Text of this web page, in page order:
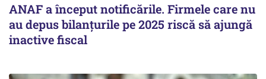
ANAF a început notificările. Firmele care nu
au depus bilanțurile pe 2025 riscă să ajungă
inactive fiscal